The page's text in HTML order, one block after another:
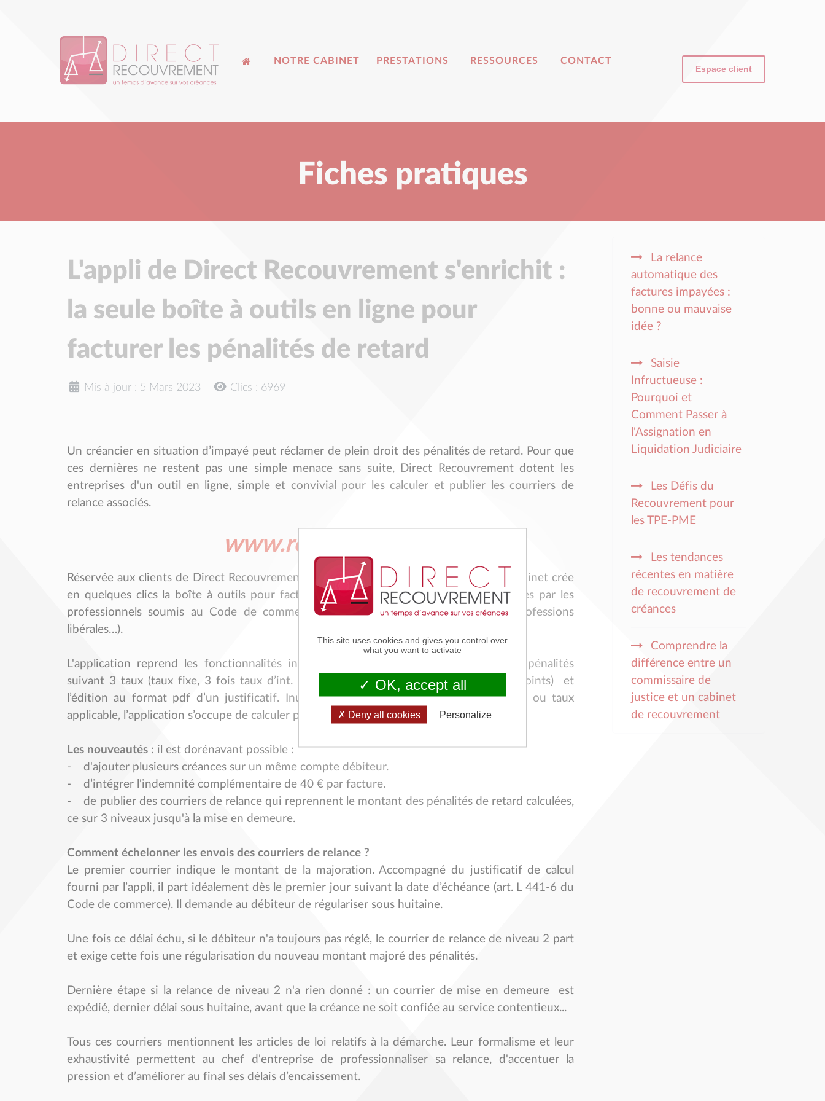
NOTRE CABINET PRESTATIONS RESSOURCES
CONTACT
Espace client
Fiches pratiques
L'appli de Direct Recouvrement s'enrichit :
la seule boîte à outils en ligne pour
facturer les pénalités de retard
Mis à jour : 5 Mars 2023 Clics : 6969
Un créancier en situation d’impayé peut réclamer de plein droit des pénalités de retard. Pour que
ces dernières ne restent pas une simple menace sans suite, Direct Recouvrement dotent les
entreprises d'un outil en ligne, simple et convivial pour les calculer et publier les courriers de
relance associés.
www.recouvrup.fr
Réservée aux clients de Direct Recouvrement, la nouvelle version de l'application du cabinet crée
en quelques clics la boîte à outils pour facturer et relancer les pénalités de retard dues par les
professionnels soumis au Code de commerce (sociétés, entreprises individuelles, professions
libérales…).
L'application reprend les fonctionnalités initiales, à savoir le calcul du montant des pénalités
suivant 3 taux (taux fixe, 3 fois taux d’int. légal, taux REFI de la BCE majoré de 10 points) et
l’édition au format pdf d’un justificatif. Inutile donc de se débattre avec calculatrice ou taux
applicable, l’application s’occupe de calculer pour vous les pénalités de retard.
Les nouveautés : il est dorénavant possible :
- d'ajouter plusieurs créances sur un même compte débiteur.
- d’intégrer l'indemnité complémentaire de 40 € par facture.
- de publier des courriers de relance qui reprennent le montant des pénalités de retard calculées,
ce sur 3 niveaux jusqu'à la mise en demeure.
Comment échelonner les envois des courriers de relance ?
Le premier courrier indique le montant de la majoration. Accompagné du justificatif de calcul
fourni par l’appli, il part idéalement dès le premier jour suivant la date d’échéance (art. L 441-6 du
Code de commerce). Il demande au débiteur de régulariser sous huitaine.
Une fois ce délai échu, si le débiteur n'a toujours pas réglé, le courrier de relance de niveau 2 part
et exige cette fois une régularisation du nouveau montant majoré des pénalités.
Dernière étape si la relance de niveau 2 n'a rien donné : un courrier de mise en demeure est
expédié, dernier délai sous huitaine, avant que la créance ne soit confiée au service contentieux...
Tous ces courriers mentionnent les articles de loi relatifs à la démarche. Leur formalisme et leur
exhaustivité permettent au chef d'entreprise de professionnaliser sa relance, d'accentuer la
pression et d’améliorer au final ses délais d’encaissement.
La relance
automatique des
factures impayées :
bonne ou mauvaise
idée ?
Saisie
Infructueuse :
Pourquoi et
Comment Passer à
l'Assignation en
Liquidation Judiciaire
Les Défis du
Recouvrement pour
les TPE-PME
Les tendances
récentes en matière
de recouvrement de
créances
Comprendre la
différence entre un
commissaire de
justice et un cabinet
de recouvrement
This site uses cookies and gives you control over
what you want to activate
OK, accept all
Deny all cookies Personalize